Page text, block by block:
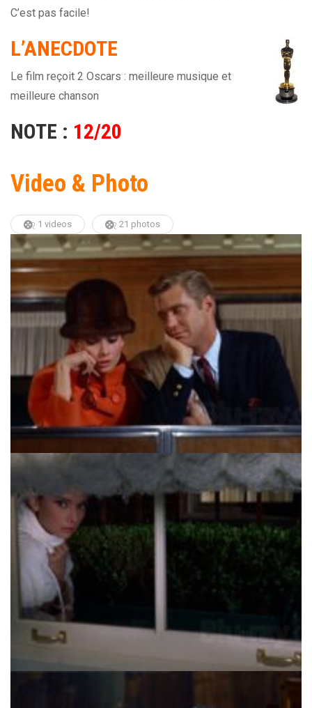
C’est pas facile!
L’ANECDOTE
Le film reçoit 2 Oscars : meilleure musique et
meilleure chanson
NOTE : 12/20
Video & Photo
1 videos 21 photos